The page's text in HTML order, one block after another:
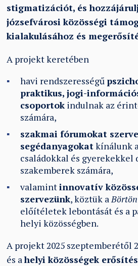
stigmatizációt, és
józsefvárosi közösségi
kialakulásához és
A projekt keretében
havi rendszerességű
praktikus, jogi-
csoportok indulnak az
számára,
szakmai fórumokat
segédanyagokatkínálunk
családokkal és gyerekekkel
szakemberek számára,
valamintinnovatív
szervezünk, köztük a
előítéletek lebontását és a
helyi közösségben.
A projekt 2025 szeptemberétől
és ahelyi közösségek